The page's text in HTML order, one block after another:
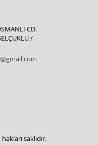
CD.
/
saklıdır.